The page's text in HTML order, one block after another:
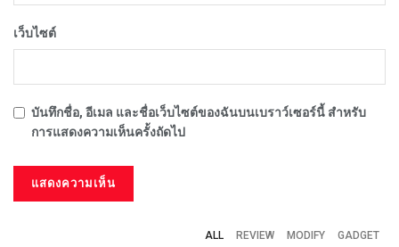
เว็บไซต์
บันทึกชื่อ, อีเมล และชื่อเว็บไซต์ของฉันบนเบราว์เซอร์นี้ สำหรับ
การแสดงความเห็นครั้งถัดไป
ALL REVIEW MODIFY GADGET